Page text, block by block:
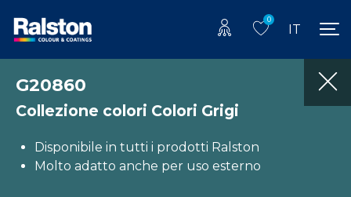
0
IT
G20860
Collezione colori Colori Grigi
Disponibile in tutti i prodotti Ralston
Molto adatto anche per uso esterno